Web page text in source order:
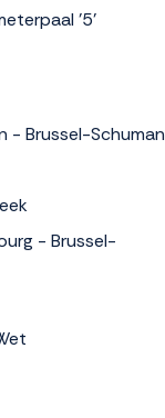
'5'
- Brussel-Schuman
- Brussel-